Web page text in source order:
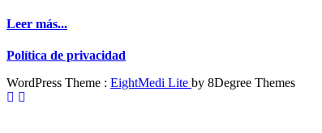
Leer más...
Política de privacidad
WordPress Theme : EightMedi Lite by 8Degree Themes